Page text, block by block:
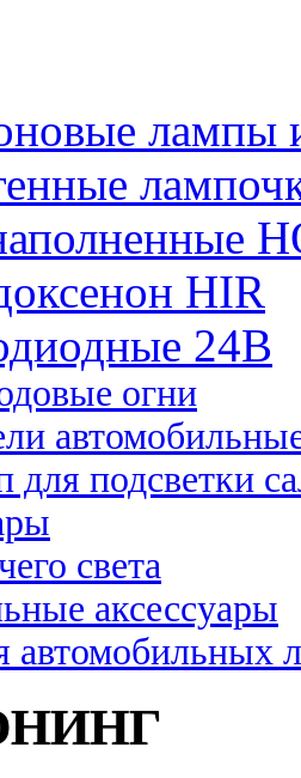
лампы
HIR
24B
огни
для подсветки
света
аксессуары
автомобильных